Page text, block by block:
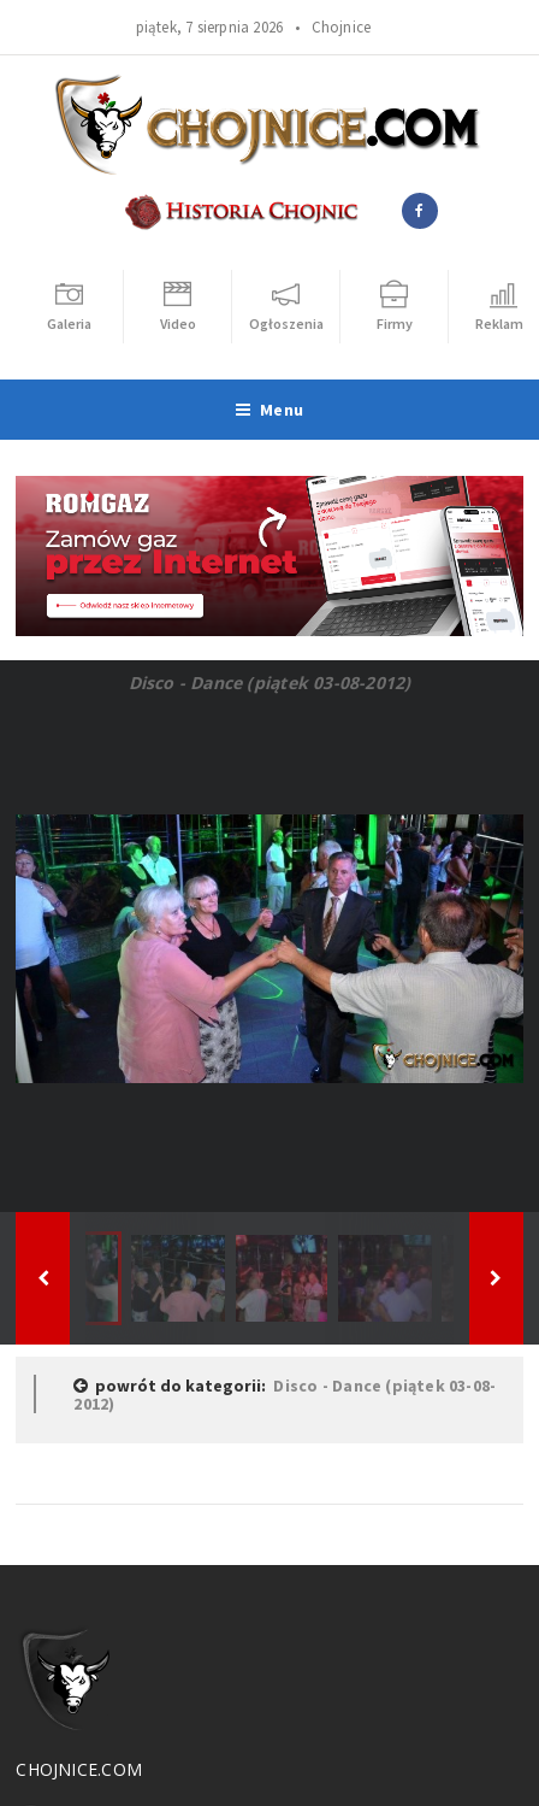
piątek, 7 sierpnia 2026 • Chojnice
Galeria Video Ogłoszenia Firmy Reklama
Menu
Disco - Dance (piątek 03-08-2012)
powrót do kategorii: Disco - Dance (piątek 03-08-
2012)
CHOJNICE.COM